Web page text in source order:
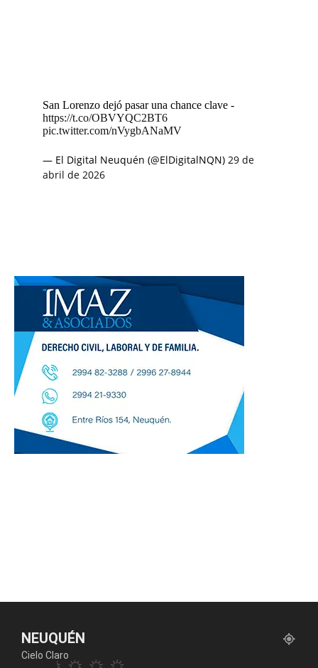
San Lorenzo dejó pasar una chance clave -
https://t.co/OBVYQC2BT6
pic.twitter.com/nVygbANaMV
— El Digital Neuquén (@ElDigitalNQN) 29 de
abril de 2026
NEUQUÉN
Cielo Claro